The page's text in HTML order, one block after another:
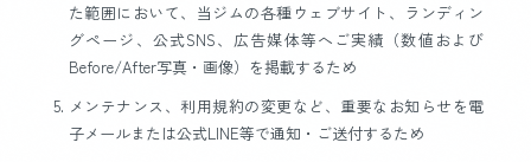
た範囲において、当ジムの各種ウェブサイト、ランディン
グページ、公式SNS、広告媒体等へご実績（数値および
Before/After写真・画像）を掲載するため
メンテナンス、利用規約の変更など、重要なお知らせを電
子メールまたは公式LINE等で通知・ご送付するため